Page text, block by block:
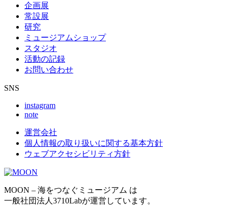
企画展
常設展
研究
ミュージアムショップ
スタジオ
活動の記録
お問い合わせ
SNS
instagram
note
運営会社
個人情報の取り扱いに関する基本方針
ウェブアクセシビリティ方針
MOON – 海をつなぐミュージアム は
一般社団法人3710Labが運営しています。